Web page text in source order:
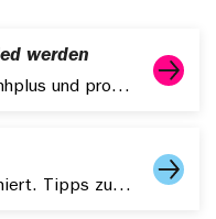
werden
Werden Sie Mitglied bei der mhplus und profitieren Sie von starken Leistungen, digitalen Services und attraktiven Zusatzangeboten.
Gesund bleiben. Besser informiert. Tipps zu Gesundheit, Fitness und aktuelle Themen – kompakt in Ihrem Postfach.